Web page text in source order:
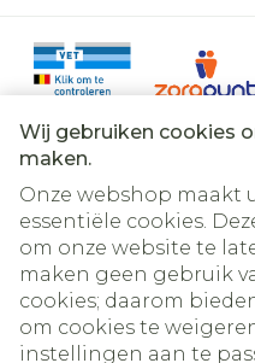
Wij gebruiken cookies
maken.
Onze webshop maakt
essentiële cookies.
om onze website te
maken geen gebruik
cookies; daarom
om cookies te
instellingen aan te
Juridische links